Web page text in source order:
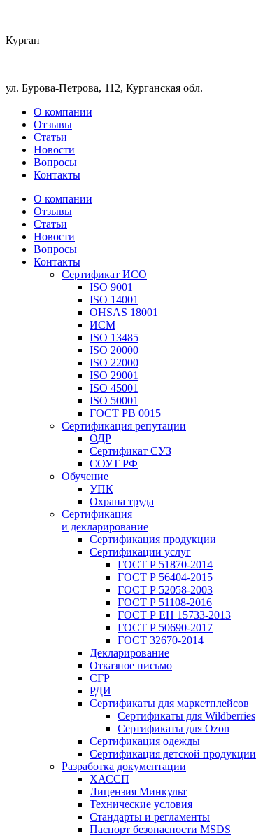
Курган
ул. Бурова-Петрова, 112, Курганская обл.
О компании
Отзывы
Статьи
Новости
Вопросы
Контакты
О компании
Отзывы
Статьи
Новости
Вопросы
Контакты
Сертификат ИСО
ISO 9001
ISO 14001
OHSAS 18001
ИСМ
ISO 13485
ISO 20000
ISO 22000
ISO 29001
ISO 45001
ISO 50001
ГОСТ РВ 0015
Сертификация репутации
ОДР
Сертификат СУЗ
СОУТ РФ
Обучение
УПК
Охрана труда
Сертификация
и декларирование
Сертификация продукции
Сертификации услуг
ГОСТ Р 51870-2014
ГОСТ Р 56404-2015
ГОСТ Р 52058-2003
ГОСТ Р 51108-2016
ГОСТ Р ЕН 15733-2013
ГОСТ Р 50690-2017
ГОСТ 32670-2014
Декларирование
Отказное письмо
СГР
РДИ
Сертификаты для маркетплейсов
Сертификаты для Wildberries
Сертификаты для Ozon
Сертификация одежды
Сертификация детской продукции
Разработка документации
ХАССП
Лицензия Минкульт
Технические условия
Стандарты и регламенты
Паспорт безопасности MSDS